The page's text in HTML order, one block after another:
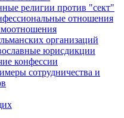
религии против "сект"
отношения
организаций
юрисдикции
конфессии
сотрудничества и